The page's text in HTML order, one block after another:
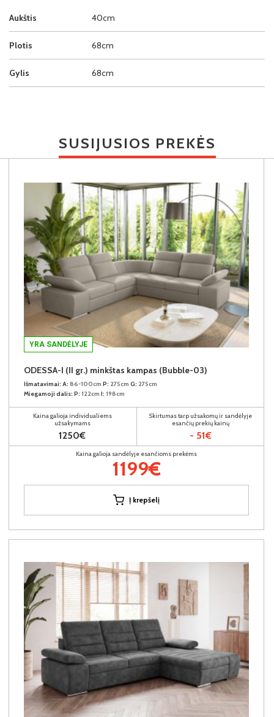
Aukštis 40cm
Plotis 68cm
Gylis 68cm
SUSIJUSIOS PREKĖS
YRA SANDĖLYJE
ODESSA-I (II gr.) minkštas kampas (Bubble-03)
Išmatavimai: A: 86-100cm P: 275cm G: 275cm
Miegamoji dalis: P: 122cm I: 198cm
Kaina galioja individualiems
užsakymams
1250€
Skirtumas tarp užsakomų ir sandėlyje
esančių prekių kainų
- 51€
Kaina galioja sandėlyje esančioms prekėms
1199€
Į krepšelį